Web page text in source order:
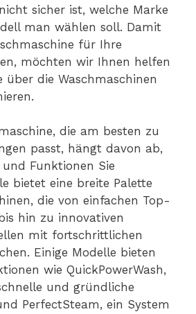
sicher ist, welche Marke
man wählen soll. Damit
für Ihre
möchten wir Ihnen helfen
die Waschmaschinen
die am besten zu
passt, hängt davon ab,
Funktionen Sie
bietet eine breite Palette
die von einfachen Top-
hin zu innovativen
mit fortschrittlichen
Einige Modelle bieten
wie QuickPowerWash,
und gründliche
PerfectSteam, ein System